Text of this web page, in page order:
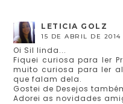
LETICIA GOLZ
15 DE ABRIL DE 2014
Oi Sil linda...
Fiquei curiosa para ler
muito curiosa para ler
que falam dela.
Gostei de Desejos
Adorei as novidades